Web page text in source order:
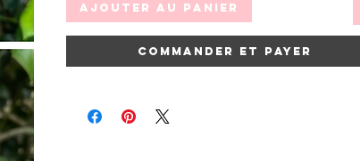
Ajouter au panier
Commander et payer